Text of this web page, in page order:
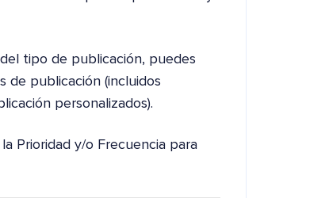
tipo de publicación, puedes
de publicación (incluidos
personalizados).
Prioridad y/o Frecuencia para